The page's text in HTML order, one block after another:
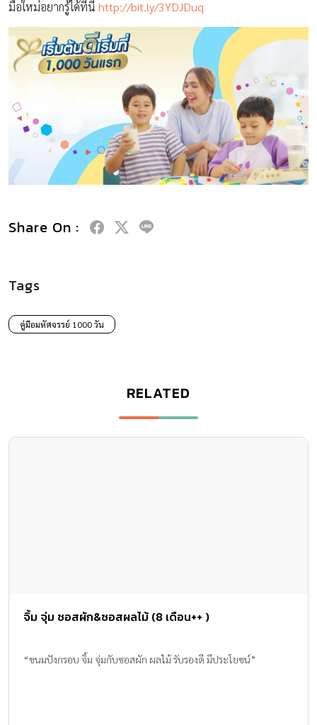
มือใหม่อยากรู้ได้ที่นี่ http://bit.ly/3YDJDuq
Share On :
Tags
คู่มือมหัศจรรย์ 1000 วัน
RELATED
จิ้ม จุ่ม ซอสผัก&ซอสผลไม้ (8 เดือน++ )
“ขนมปังกรอบ จิ้ม จุ่มกับซอสผัก ผลไม้ รับรองดี มีประโยชน์”